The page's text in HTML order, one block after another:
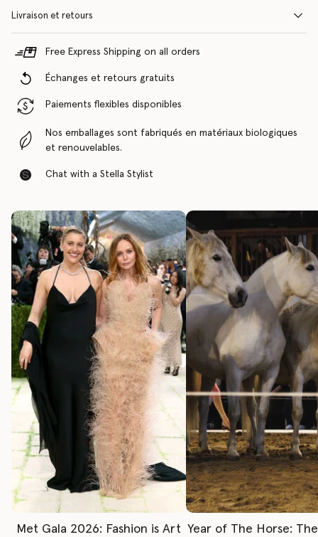
Livraison et retours
Free Express Shipping on all orders
Échanges et retours gratuits
Paiements flexibles disponibles
Nos emballages sont fabriqués en matériaux biologiques
et renouvelables.
Chat with a Stella Stylist
Met Gala 2026: Fashion is Art Year of The Horse: